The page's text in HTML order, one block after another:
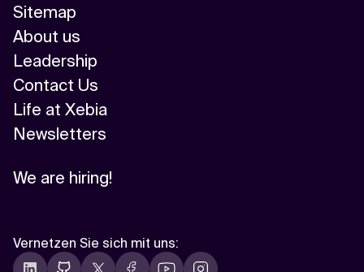
Sitemap
About us
Leadership
Contact Us
Life at Xebia
Newsletters
We are hiring!
Vernetzen Sie sich mit uns: